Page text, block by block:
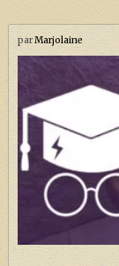
parMarjolaine